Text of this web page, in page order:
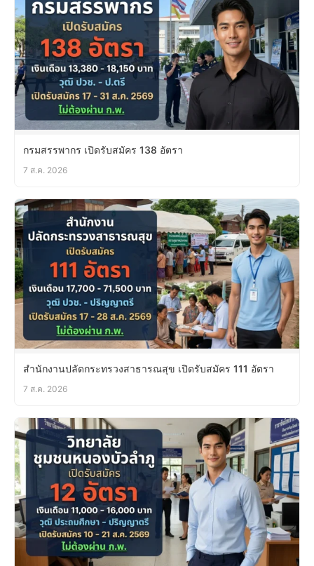
กรมสรรพากร เปิดรับสมัคร 138 อัตรา
7 ส.ค. 2026
สำนักงานปลัดกระทรวงสาธารณสุข เปิดรับสมัคร 111 อัตรา
7 ส.ค. 2026